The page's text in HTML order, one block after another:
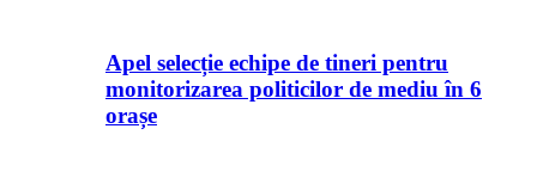
Apel selecție echipe de tineri pentru
monitorizarea politicilor de mediu în 6
orașe